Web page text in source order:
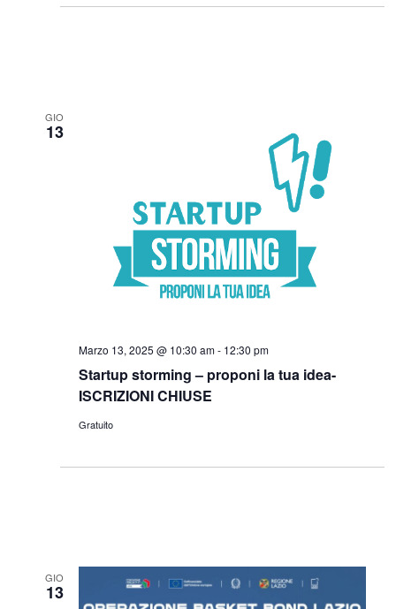
GIO
13
Startup storming – proponi la tua idea-
ISCRIZIONI CHIUSE
Marzo 13, 2025 @ 10:30 am- 12:30 pm
Gratuito
GIO
13